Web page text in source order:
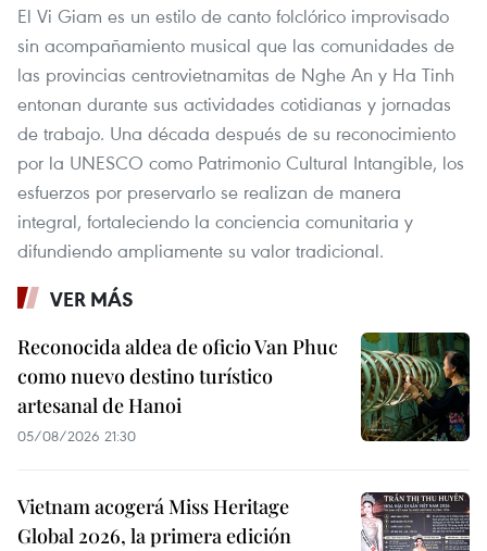
El Vi Giam es un estilo de canto folclórico improvisado
sin acompañamiento musical que las comunidades de
las provincias centrovietnamitas de Nghe An y Ha Tinh
entonan durante sus actividades cotidianas y jornadas
de trabajo. Una década después de su reconocimiento
por la UNESCO como Patrimonio Cultural Intangible, los
esfuerzos por preservarlo se realizan de manera
integral, fortaleciendo la conciencia comunitaria y
difundiendo ampliamente su valor tradicional.
VER MÁS
Reconocida aldea de oficio Van Phuc
como nuevo destino turístico
artesanal de Hanoi
05/08/2026 21:30
Vietnam acogerá Miss Heritage
Global 2026, la primera edición